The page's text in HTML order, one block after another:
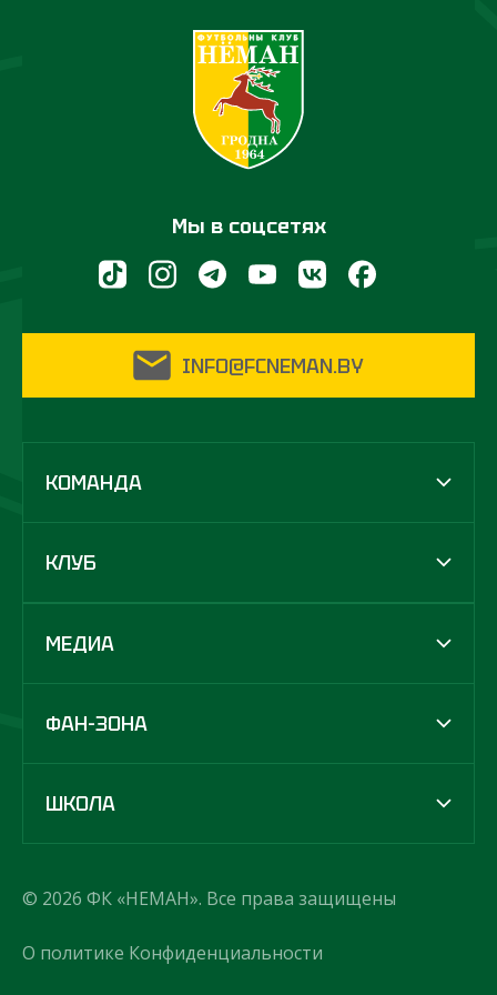
Мы в соцсетях
INFO@FCNEMAN.BY
КОМАНДА
КЛУБ
МЕДИА
ФАН-ЗОНА
ШКОЛА
© 2026 ФК «НЕМАН». Все права защищены
О политике Конфиденциальности